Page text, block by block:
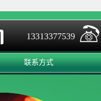
13313377539
联系方式